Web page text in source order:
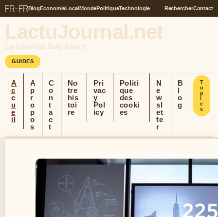
FR-FRBlogEconomieLocalMondePolitiqueTechnologie RechercherContact
LactuJournal.net
Lactujournal Daily Report
GUIDES
A
c
c
u
e
il
A
p
r
o
p
o
s
C
o
n
t
a
c
t
No
tre
his
toi
re
Pri
vac
y
Pol
icy
Politi
que
des
cooki
es
N
e
w
sl
et
te
r
B
l
o
g
T
o
p
i
c
s